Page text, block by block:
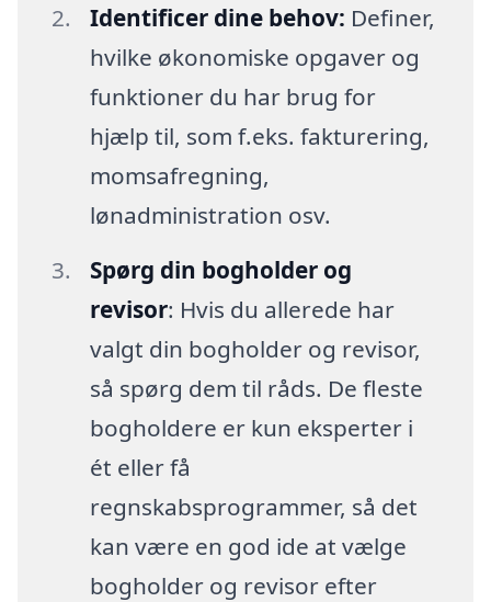
Identificer dine behov: Definer,
hvilke økonomiske opgaver og
funktioner du har brug for
hjælp til, som f.eks. fakturering,
momsafregning,
lønadministration osv.
Spørg din bogholder og
revisor: Hvis du allerede har
valgt din bogholder og revisor,
så spørg dem til råds. De fleste
bogholdere er kun eksperter i
ét eller få
regnskabsprogrammer, så det
kan være en god ide at vælge
bogholder og revisor efter